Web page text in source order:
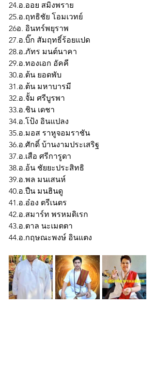
24.อ.ออย สมิงพราย
25.อ.ฤทธิชัย โอมเวทย์
26อ. อินทร์พยุราพ
27.อ.บิ๊ก สัมฤทธิ์ร้อยแปด
28.อ.ภัทร มนต์นาคา
29.อ.ทองเอก อัคคี
30.อ.ต้น ยอดพับ
31.อ.ต้น มหาบารมี
32.อ.จั้ม ศรีบูรพา
33.อ.ชิน เดชา
34.อ.โป้ง อินแปลง
35.อ.มอส ราหูจอมราชัน
36.อ.ศักดิ์ บ้านงามประเสริฐ
37.อ.เสือ ศรีการูดา
38.อ.อ้น ชัยยะประสิทธิ
39.อ.พล มนเสนห์
40.อ.ปืน มนฮินดู
41.อ.อ๋อง ตรีเนตร
42.อ.สมาร์ท พรหมดิเรก
43.อ.ตาล นะเมตตา
44.อ.กฤษณะพงษ์ อินแตง